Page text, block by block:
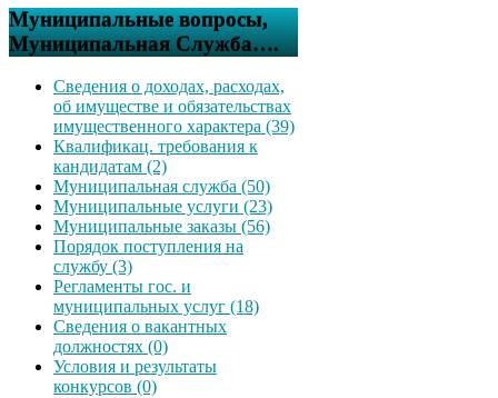
Муниципальные вопросы,
Муниципальная Служба….
Сведения о доходах, расходах,
об имуществе и обязательствах
имущественного характера (39)
Квалификац. требования к
кандидатам (2)
Муниципальная служба (50)
Муниципальные услуги (23)
Муниципальные заказы (56)
Порядок поступления на
службу (3)
Регламенты гос. и
муниципальных услуг (18)
Сведения о вакантных
должностях (0)
Условия и результаты
конкурсов (0)